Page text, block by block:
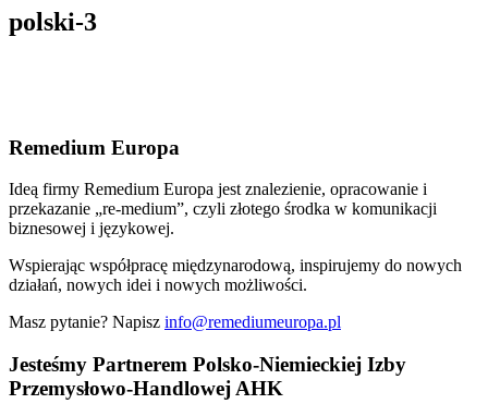
polski-3
Remedium Europa
Ideą firmy Remedium Europa jest znalezienie, opracowanie i
przekazanie „re-medium”, czyli złotego środka w komunikacji
biznesowej i językowej.
Wspierając współpracę międzynarodową, inspirujemy do nowych
działań, nowych idei i nowych możliwości.
Masz pytanie? Napisz info@remediumeuropa.pl
Jesteśmy Partnerem Polsko-Niemieckiej Izby
Przemysłowo-Handlowej AHK